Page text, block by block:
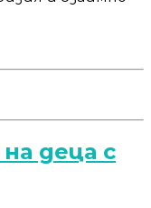
деца с